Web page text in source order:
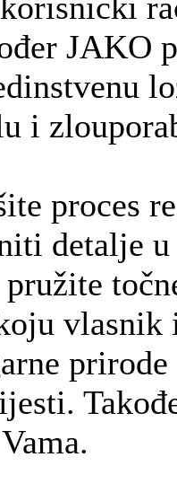
JAKO
i
proces
detalje
pružite